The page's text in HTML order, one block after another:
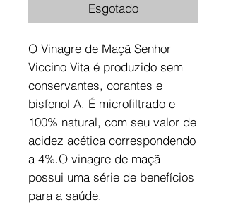
Esgotado
O Vinagre de Maçã Senhor
Viccino Vita é produzido sem
conservantes, corantes e
bisfenol A. É microfiltrado e
100% natural, com seu valor de
acidez acética correspondendo
a 4%.O vinagre de maçã
possui uma série de benefícios
para a saúde.